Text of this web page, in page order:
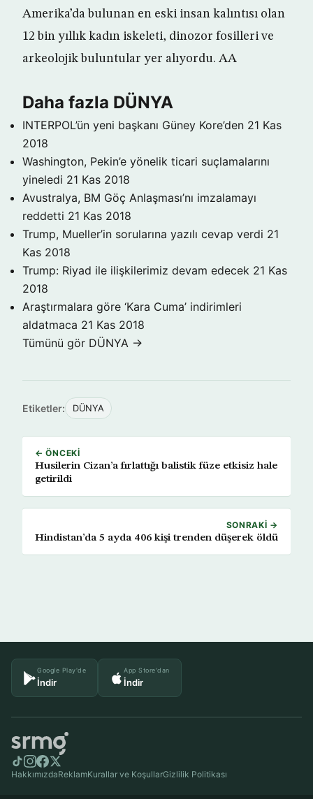
Amerika’da bulunan en eski insan kalıntısı olan
12 bin yıllık kadın iskeleti, dinozor fosilleri ve
arkeolojik buluntular yer alıyordu. AA
Daha fazla DÜNYA
INTERPOL’ün yeni başkanı Güney Kore’den 21 Kas
2018
Washington, Pekin’e yönelik ticari suçlamalarını
yineledi 21 Kas 2018
Avustralya, BM Göç Anlaşması’nı imzalamayı
reddetti 21 Kas 2018
Trump, Mueller’in sorularına yazılı cevap verdi 21
Kas 2018
Trump: Riyad ile ilişkilerimiz devam edecek 21 Kas
2018
Araştırmalara göre ‘Kara Cuma’ indirimleri
aldatmaca 21 Kas 2018
Tümünü gör DÜNYA →
Etiketler: DÜNYA
← ÖNCEKI
Husilerin Cizan’a fırlattığı balistik füze etkisiz hale
getirildi
SONRAKI →
Hindistan’da 5 ayda 406 kişi trenden düşerek öldü
Google Play'de
İndir
App Store'dan
İndir
HakkımızdaReklamKurallar ve KoşullarGizlilik Politikası